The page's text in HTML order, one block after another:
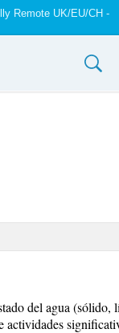
Remote UK/EU/CH -
del agua (sólido,